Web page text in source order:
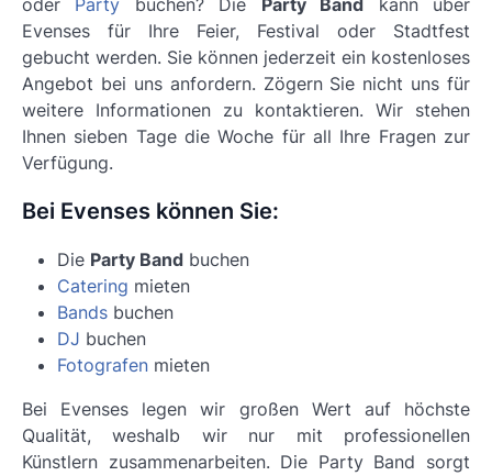
oder Party buchen? Die Party Band kann über
Evenses für Ihre Feier, Festival oder Stadtfest
gebucht werden. Sie können jederzeit ein kostenloses
Angebot bei uns anfordern. Zögern Sie nicht uns für
weitere Informationen zu kontaktieren. Wir stehen
Ihnen sieben Tage die Woche für all Ihre Fragen zur
Verfügung.
Bei Evenses können Sie:
Die Party Band buchen
Catering mieten
Bands buchen
DJ buchen
Fotografen mieten
Bei Evenses legen wir großen Wert auf höchste
Qualität, weshalb wir nur mit professionellen
Künstlern zusammenarbeiten. Die Party Band sorgt